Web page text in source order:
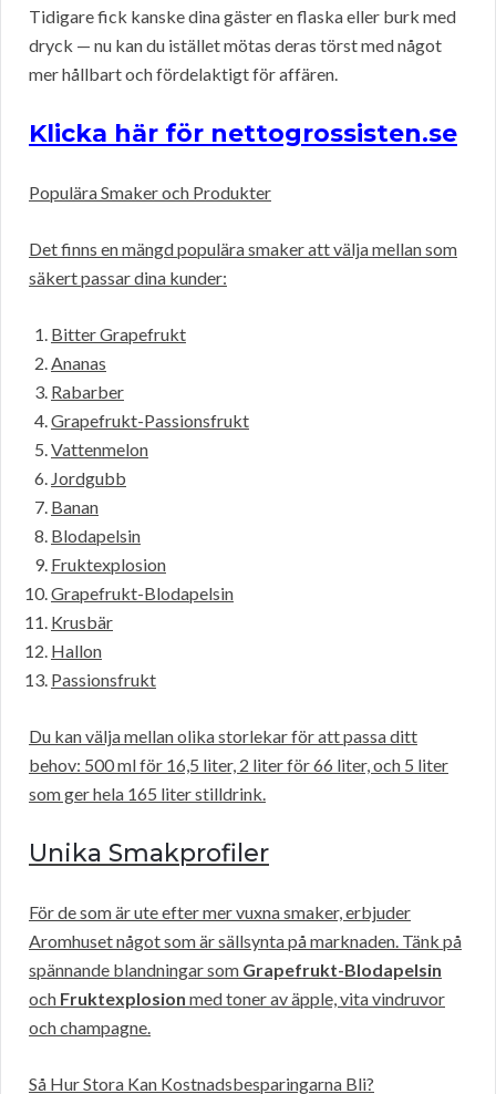
Tidigare fick kanske dina gäster en flaska eller burk med
dryck — nu kan du istället mötas deras törst med något
mer hållbart och fördelaktigt för affären.
Klicka här för nettogrossisten.se
Populära Smaker och Produkter
Det finns en mängd populära smaker att välja mellan som
säkert passar dina kunder:
Bitter Grapefrukt
Ananas
Rabarber
Grapefrukt-Passionsfrukt
Vattenmelon
Jordgubb
Banan
Blodapelsin
Fruktexplosion
Grapefrukt-Blodapelsin
Krusbär
Hallon
Passionsfrukt
Du kan välja mellan olika storlekar för att passa ditt
behov: 500 ml för 16,5 liter, 2 liter för 66 liter, och 5 liter
som ger hela 165 liter stilldrink.
Unika Smakprofiler
För de som är ute efter mer vuxna smaker, erbjuder
Aromhuset något som är sällsynta på marknaden. Tänk på
spännande blandningar som Grapefrukt-Blodapelsin
och Fruktexplosion med toner av äpple, vita vindruvor
och champagne.
Så Hur Stora Kan Kostnadsbesparingarna Bli?